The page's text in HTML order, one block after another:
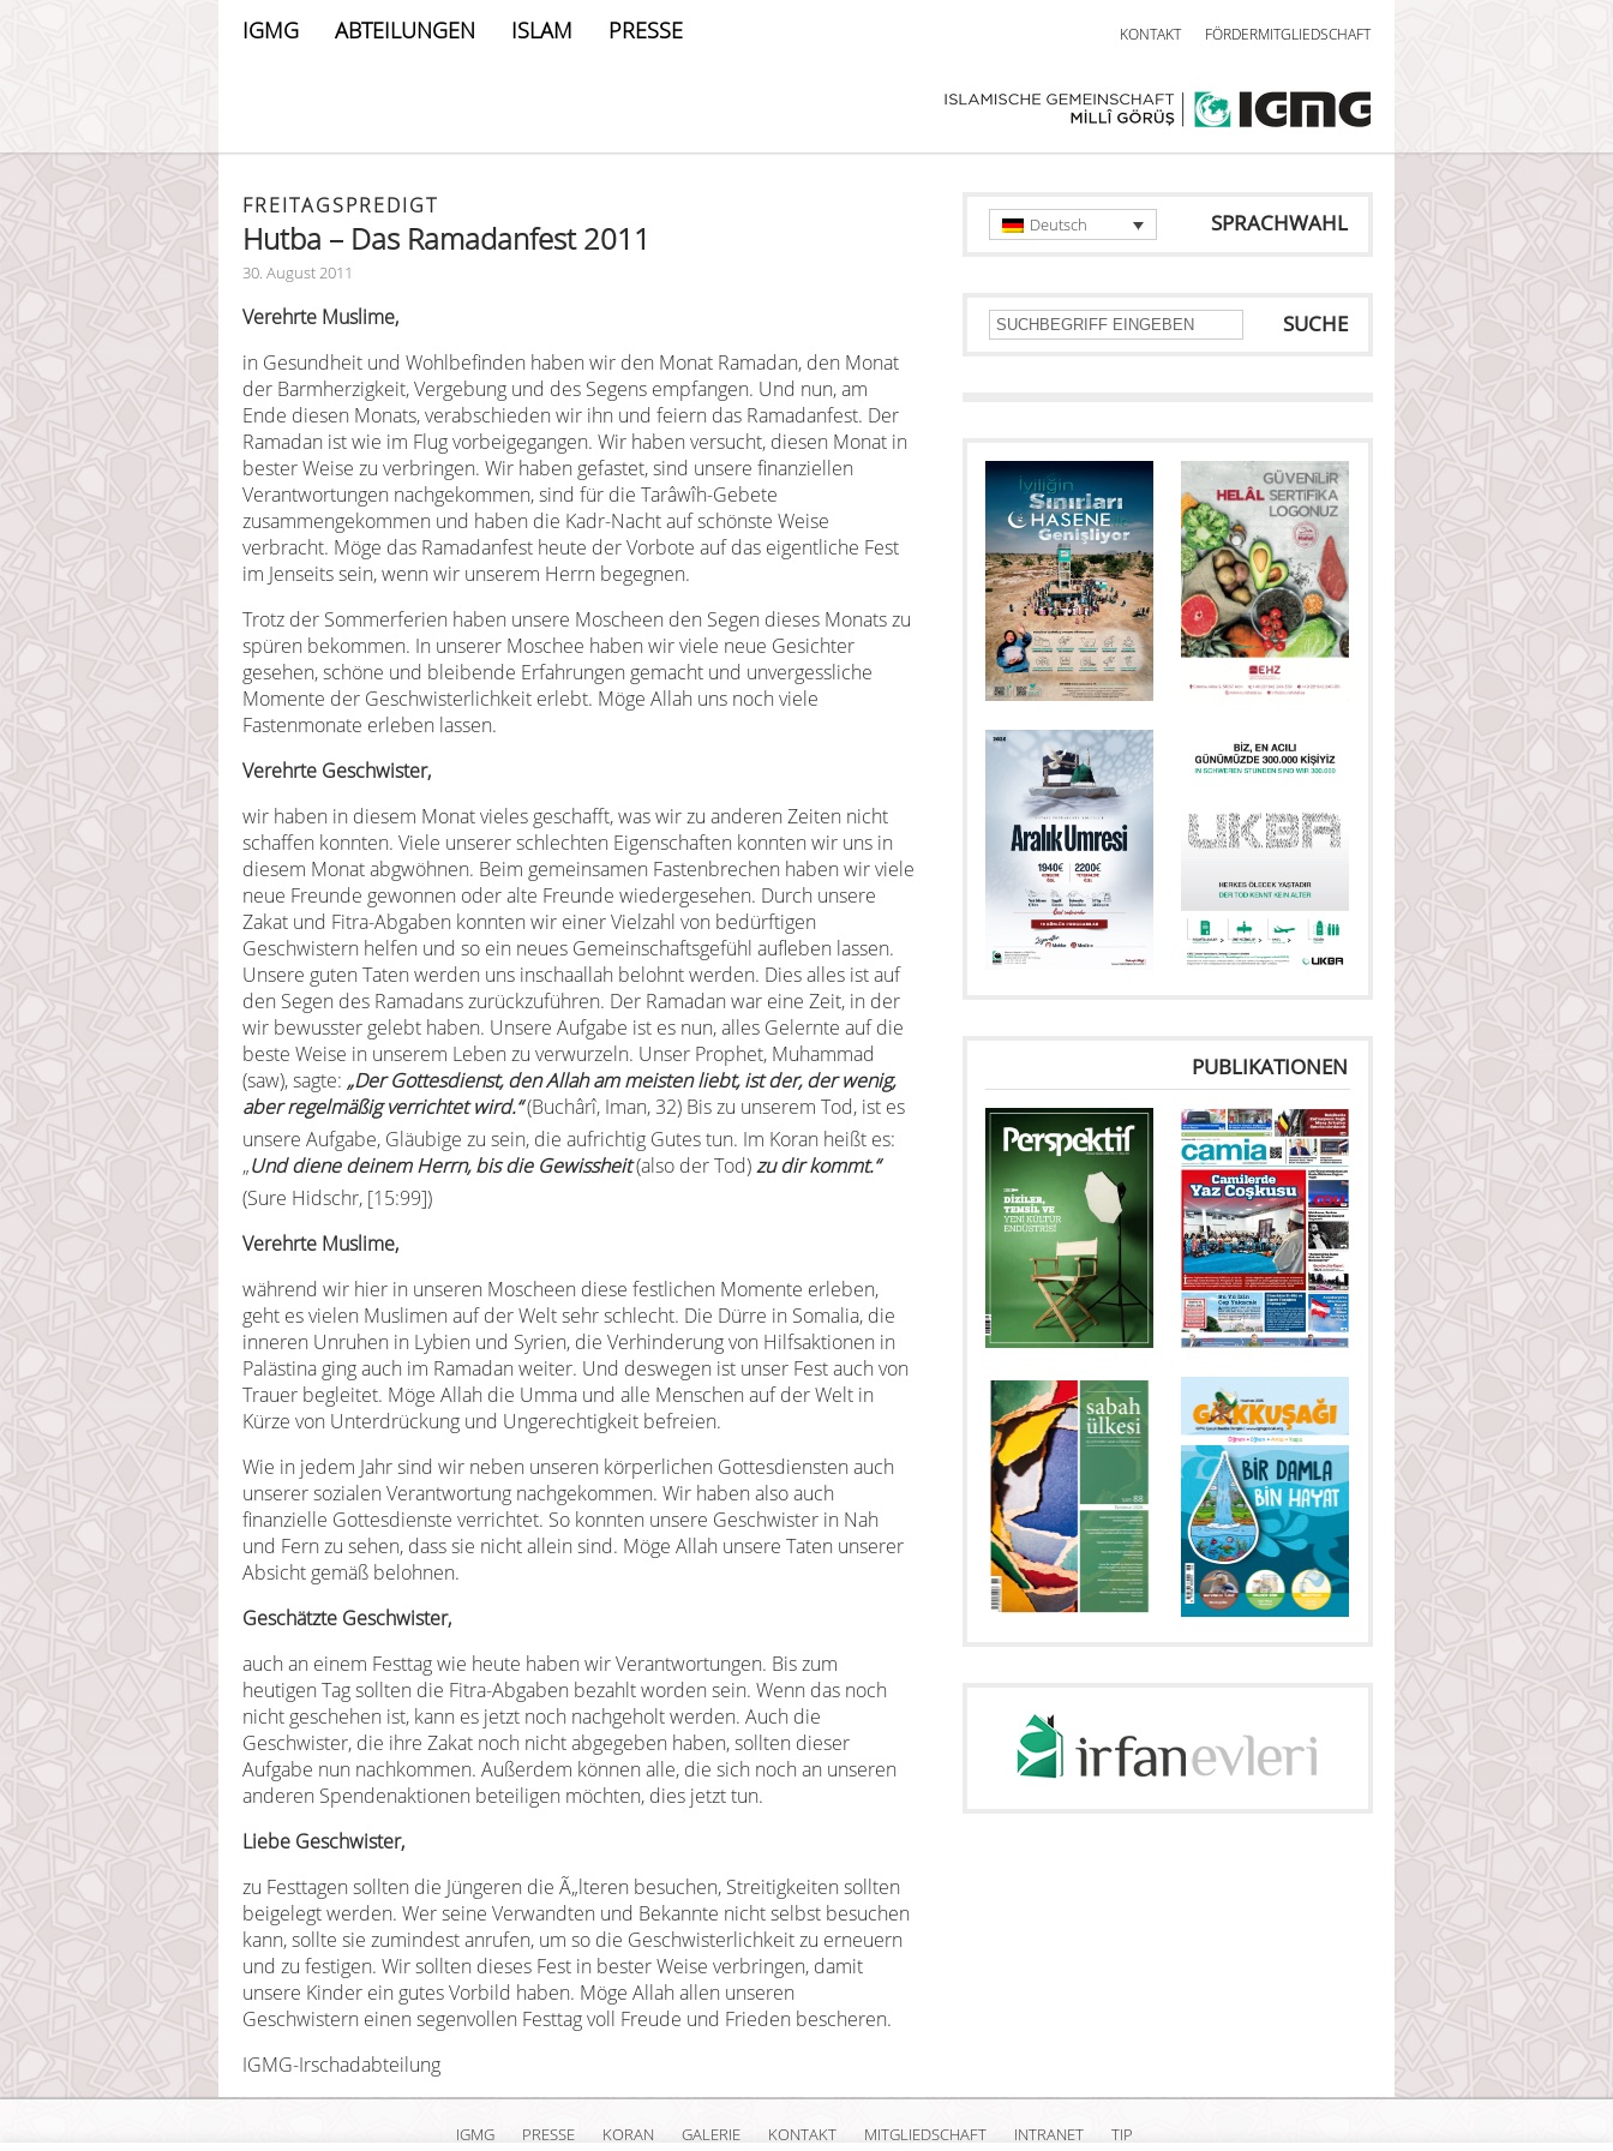
IGMG ABTEILUNGEN ISLAM PRESSE KONTAKT FÖRDERMITGLIEDSCHAFT
FREITAGSPREDIGT
Hutba – Das Ramadanfest 2011
30. August 2011
Verehrte Muslime,
in Gesundheit und Wohlbefinden haben wir den Monat Ramadan, den Monat
der Barmherzigkeit, Vergebung und des Segens empfangen. Und nun, am
Ende diesen Monats, verabschieden wir ihn und feiern das Ramadanfest. Der
Ramadan ist wie im Flug vorbeigegangen. Wir haben versucht, diesen Monat in
bester Weise zu verbringen. Wir haben gefastet, sind unsere finanziellen
Verantwortungen nachgekommen, sind für die Tarâwîh-Gebete
zusammengekommen und haben die Kadr-Nacht auf schönste Weise
verbracht. Möge das Ramadanfest heute der Vorbote auf das eigentliche Fest
im Jenseits sein, wenn wir unserem Herrn begegnen.
Trotz der Sommerferien haben unsere Moscheen den Segen dieses Monats zu
spüren bekommen. In unserer Moschee haben wir viele neue Gesichter
gesehen, schöne und bleibende Erfahrungen gemacht und unvergessliche
Momente der Geschwisterlichkeit erlebt. Möge Allah uns noch viele
Fastenmonate erleben lassen.
Verehrte Geschwister,
wir haben in diesem Monat vieles geschafft, was wir zu anderen Zeiten nicht
schaffen konnten. Viele unserer schlechten Eigenschaften konnten wir uns in
diesem Monat abgwöhnen. Beim gemeinsamen Fastenbrechen haben wir viele
neue Freunde gewonnen oder alte Freunde wiedergesehen. Durch unsere
Zakat und Fitra-Abgaben konnten wir einer Vielzahl von bedürftigen
Geschwistern helfen und so ein neues Gemeinschaftsgefühl aufleben lassen.
Unsere guten Taten werden uns inschaallah belohnt werden. Dies alles ist auf
den Segen des Ramadans zurückzuführen. Der Ramadan war eine Zeit, in der
wir bewusster gelebt haben. Unsere Aufgabe ist es nun, alles Gelernte auf die
beste Weise in unserem Leben zu verwurzeln. Unser Prophet, Muhammad
(saw), sagte: „Der Gottesdienst, den Allah am meisten liebt, ist der, der wenig,
aber regelmäßig verrichtet wird.“(Buchârî, Iman, 32) Bis zu unserem Tod, ist es
unsere Aufgabe, Gläubige zu sein, die aufrichtig Gutes tun. Im Koran heißt es:
„Und diene deinem Herrn, bis die Gewissheit(also der Tod)zu dir kommt.“
(Sure Hidschr, [15:99])
Verehrte Muslime,
während wir hier in unseren Moscheen diese festlichen Momente erleben,
geht es vielen Muslimen auf der Welt sehr schlecht. Die Dürre in Somalia, die
inneren Unruhen in Lybien und Syrien, die Verhinderung von Hilfsaktionen in
Palästina ging auch im Ramadan weiter. Und deswegen ist unser Fest auch von
Trauer begleitet. Möge Allah die Umma und alle Menschen auf der Welt in
Kürze von Unterdrückung und Ungerechtigkeit befreien.
Wie in jedem Jahr sind wir neben unseren körperlichen Gottesdiensten auch
unserer sozialen Verantwortung nachgekommen. Wir haben also auch
finanzielle Gottesdienste verrichtet. So konnten unsere Geschwister in Nah
und Fern zu sehen, dass sie nicht allein sind. Möge Allah unsere Taten unserer
Absicht gemäß belohnen.
Geschätzte Geschwister,
auch an einem Festtag wie heute haben wir Verantwortungen. Bis zum
heutigen Tag sollten die Fitra-Abgaben bezahlt worden sein. Wenn das noch
nicht geschehen ist, kann es jetzt noch nachgeholt werden. Auch die
Geschwister, die ihre Zakat noch nicht abgegeben haben, sollten dieser
Aufgabe nun nachkommen. Außerdem können alle, die sich noch an unseren
anderen Spendenaktionen beteiligen möchten, dies jetzt tun.
Liebe Geschwister,
zu Festtagen sollten die Jüngeren die Ã„lteren besuchen, Streitigkeiten sollten
beigelegt werden. Wer seine Verwandten und Bekannte nicht selbst besuchen
kann, sollte sie zumindest anrufen, um so die Geschwisterlichkeit zu erneuern
und zu festigen. Wir sollten dieses Fest in bester Weise verbringen, damit
unsere Kinder ein gutes Vorbild haben. Möge Allah allen unseren
Geschwistern einen segenvollen Festtag voll Freude und Frieden bescheren.
IGMG-Irschadabteilung
SPRACHWAHL
Deutsch
SUCHE
PUBLIKATIONEN
IGMG PRESSE KORAN GALERIE KONTAKT MITGLIEDSCHAFT INTRANET TIP